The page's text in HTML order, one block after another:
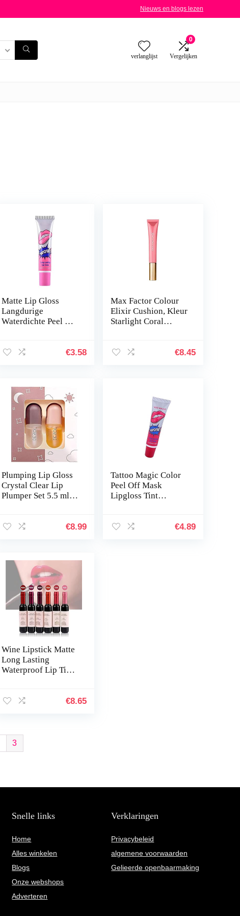
Nieuws en blogs lezen
verlanglijst
0
Vergelijken
Matte Lip Gloss
Langdurige
Waterdichte Peel Off
Roze, NonStick Cup
€3.58
Max Factor Colour
Elixir Cushion, Kleur
Starlight Coral
€8.45
Plumping Lip Gloss
Crystal Clear Lip
Plumper Set 5.5 ml
Enhancer Plumper€8.99
Tattoo Magic Color
Peel Off Mask
Lipgloss Tint
Lip Gloss Lip Glaze
€4.89
Wine Lipstick Matte
Long Lasting
Waterproof Lip Tint
Lipstick, Matte Lip
€8.65
3
Snelle links
Home
Alles winkelen
Blogs
Onze webshops
Adverteren
Verklaringen
Privacybeleid
algemene voorwaarden
Gelieerde openbaarmaking